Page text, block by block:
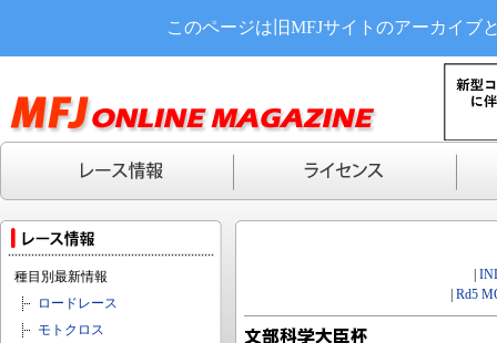
このページは旧MFJサイトのアーカイブ
種目別最新情報
ロードレース
モトクロス
Rd5